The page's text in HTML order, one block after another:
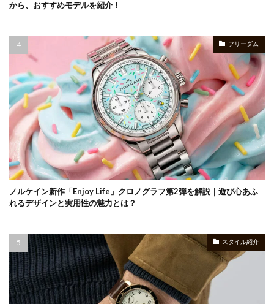
から、おすすめモデルを紹介！
フリーダム
ノルケイン新作「Enjoy Life」クロノグラフ第2弾を解説｜遊び心あふ
れるデザインと実用性の魅力とは？
スタイル紹介